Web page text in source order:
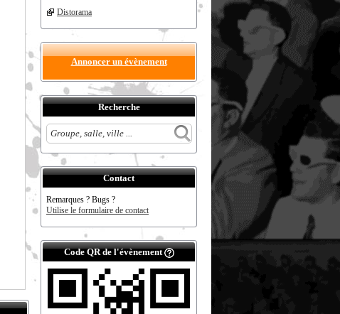
Distorama
Annoncer un évènement
Recherche
Contact
Remarques ? Bugs ?
Utilise le formulaire de contact
Code QR de l'évènement